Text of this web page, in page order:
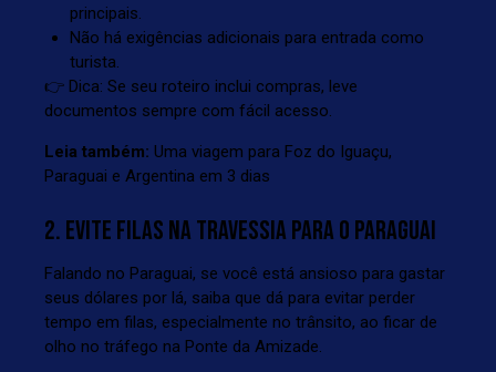
principais.
Não há exigências adicionais para entrada como
turista.
👉 Dica: Se seu roteiro inclui compras, leve
documentos sempre com fácil acesso.
Leia também: Uma viagem para Foz do Iguaçu,
Paraguai e Argentina em 3 dias
2. EVITE FILAS NA TRAVESSIA PARA O PARAGUAI
Falando no Paraguai, se você está ansioso para gastar
seus dólares por lá, saiba que dá para evitar perder
tempo em filas, especialmente no trânsito, ao ficar de
olho no tráfego na Ponte da Amizade.